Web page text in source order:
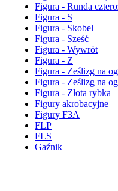
Figura - Runda
Figura - S
Figura - Skobel
Figura - Sześć
Figura - Wywrót
Figura - Z
Figura - Ześlizg na
Figura - Ześlizg na
Figura - Złota rybka
Figury akrobacyjne
Figury F3A
FLP
FLS
Gaźnik